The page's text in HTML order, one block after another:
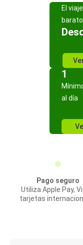
El
barato
1
al día
Pago seguro
Utiliza Apple Pay,
tarjetas